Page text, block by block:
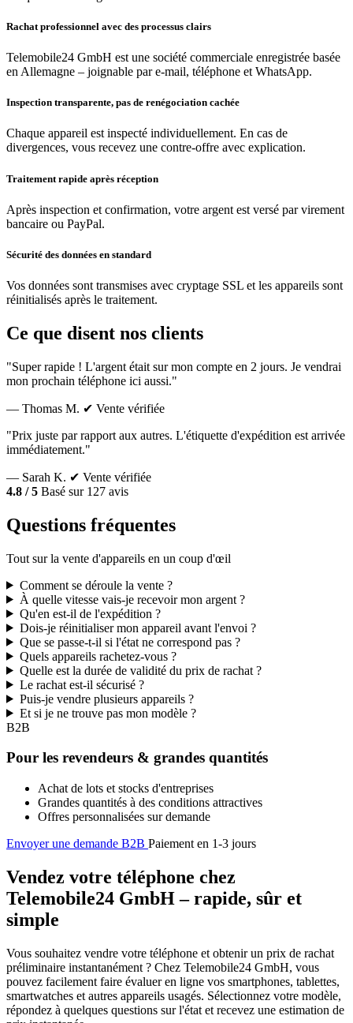
Rachat professionnel avec des processus clairs
Telemobile24 GmbH est une société commerciale enregistrée basée
en Allemagne – joignable par e-mail, téléphone et WhatsApp.
Inspection transparente, pas de renégociation cachée
Chaque appareil est inspecté individuellement. En cas de
divergences, vous recevez une contre-offre avec explication.
Traitement rapide après réception
Après inspection et confirmation, votre argent est versé par virement
bancaire ou PayPal.
Sécurité des données en standard
Vos données sont transmises avec cryptage SSL et les appareils sont
réinitialisés après le traitement.
Ce que disent nos clients
"Super rapide ! L'argent était sur mon compte en 2 jours. Je vendrai
mon prochain téléphone ici aussi."
— Thomas M. ✔ Vente vérifiée
"Prix juste par rapport aux autres. L'étiquette d'expédition est arrivée
immédiatement."
— Sarah K. ✔ Vente vérifiée
4.8 / 5 Basé sur 127 avis
Questions fréquentes
Tout sur la vente d'appareils en un coup d'œil
Comment se déroule la vente ?
À quelle vitesse vais-je recevoir mon argent ?
Qu'en est-il de l'expédition ?
Dois-je réinitialiser mon appareil avant l'envoi ?
Que se passe-t-il si l'état ne correspond pas ?
Quels appareils rachetez-vous ?
Quelle est la durée de validité du prix de rachat ?
Le rachat est-il sécurisé ?
Puis-je vendre plusieurs appareils ?
Et si je ne trouve pas mon modèle ?
B2B
Pour les revendeurs & grandes quantités
Achat de lots et stocks d'entreprises
Grandes quantités à des conditions attractives
Offres personnalisées sur demande
Envoyer une demande B2B Paiement en 1-3 jours
Vendez votre téléphone chez
Telemobile24 GmbH – rapide, sûr et
simple
Vous souhaitez vendre votre téléphone et obtenir un prix de rachat
préliminaire instantanément ? Chez Telemobile24 GmbH, vous
pouvez facilement faire évaluer en ligne vos smartphones, tablettes,
smartwatches et autres appareils usagés. Sélectionnez votre modèle,
répondez à quelques questions sur l'état et recevez une estimation de